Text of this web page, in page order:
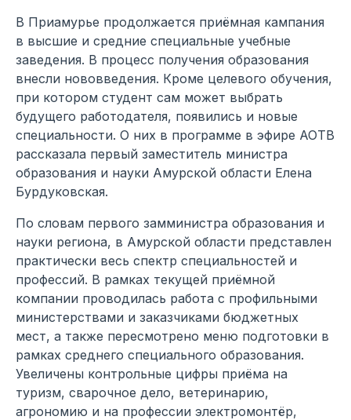
В Приамурье продолжается приёмная кампания
в высшие и средние специальные учебные
заведения. В процесс получения образования
внесли нововведения. Кроме целевого обучения,
при котором студент сам может выбрать
будущего работодателя, появились и новые
специальности. О них в программе в эфире АОТВ
рассказала первый заместитель министра
образования и науки Амурской области Елена
Бурдуковская.
По словам первого замминистра образования и
науки региона, в Амурской области представлен
практически весь спектр специальностей и
профессий. В рамках текущей приёмной
компании проводилась работа с профильными
министерствами и заказчиками бюджетных
мест, а также пересмотрено меню подготовки в
рамках среднего специального образования.
Увеличены контрольные цифры приёма на
туризм, сварочное дело, ветеринарию,
агрономию и на профессии электромонтёр,